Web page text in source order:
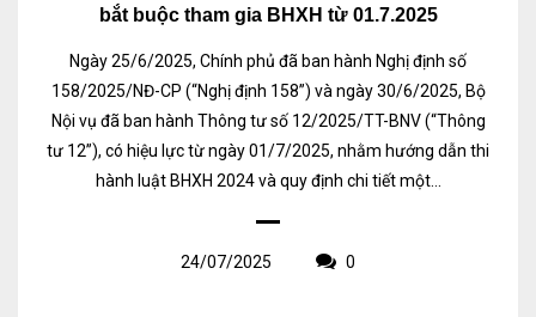
bắt buộc tham gia BHXH từ 01.7.2025
Ngày 25/6/2025, Chính phủ đã ban hành Nghị định số
158/2025/NĐ-CP (“Nghị định 158”) và ngày 30/6/2025, Bộ
Nội vụ đã ban hành Thông tư số 12/2025/TT-BNV (“Thông
tư 12”), có hiệu lực từ ngày 01/7/2025, nhằm hướng dẫn thi
hành luật BHXH 2024 và quy định chi tiết một...
24/07/2025 0